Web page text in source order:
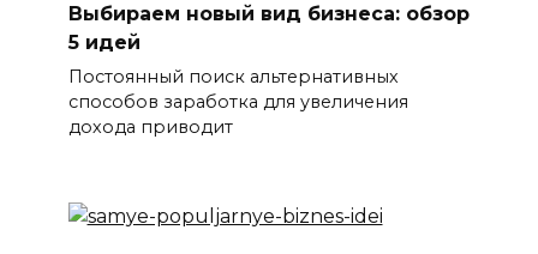
Выбираем новый вид бизнеса: обзор
5 идей
Постоянный поиск альтернативных
способов заработка для увеличения
дохода приводит